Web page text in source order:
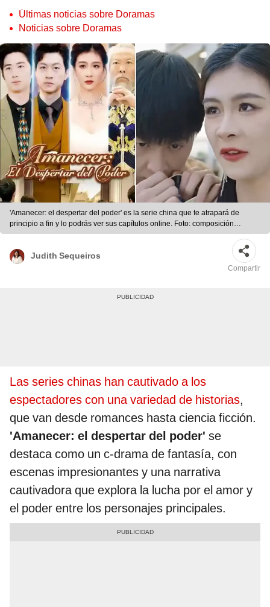
Últimas noticias sobre Doramas
Noticias sobre Doramas
'Amanecer: el despertar del poder' es la serie china que te atrapará de
principio a fin y lo podrás ver sus capítulos online. Foto: composición
LR/DramaBox
Judith Sequeiros
Compartir
Las series chinas han cautivado a los
espectadores con una variedad de historias,
que van desde romances hasta ciencia ficción.
'Amanecer: el despertar del poder' se
destaca como un c-drama de fantasía, con
escenas impresionantes y una narrativa
cautivadora que explora la lucha por el amor y
el poder entre los personajes principales.